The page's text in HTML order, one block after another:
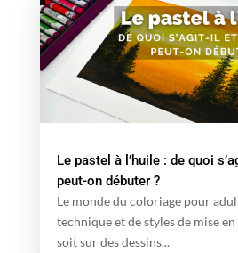
Le pastel à l’huile : de quoi
peut-on débuter ?
Le monde du coloriage pour
technique et de styles de mise
soit sur des dessins...